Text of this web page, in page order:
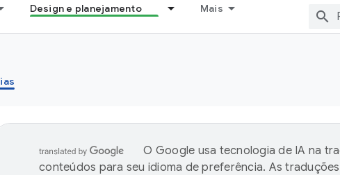
Design e planejamento Mais
O Google usa tecnologia de IA na
conteúdos para seu idioma de preferência. As